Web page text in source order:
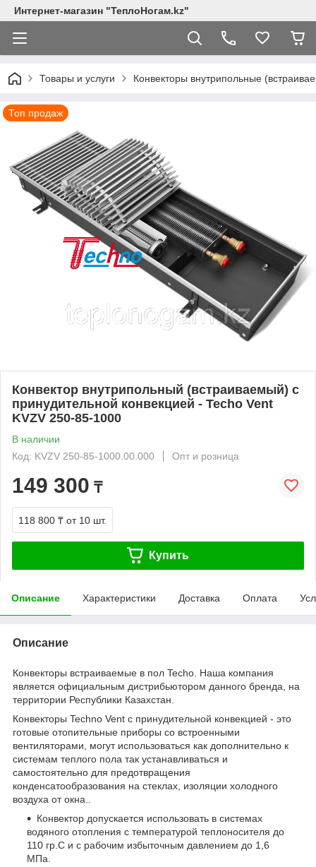
Интернет-магазин "ТеплоНогам.kz"
Товары и услуги Конвекторы внутрипольные
Топ продаж
Конвектор внутрипольный (встраиваемый) с
принудительной конвекцией - Techo Vent
KVZV 250-85-1000
В наличии
Код: KVZV 250-85-1000.00.000
Опт и розница
149 300 ₸
118 800 ₸ от 10 шт.
Купить
Описание Характеристики Доставка Оплата
Описание
Конвекторы встраиваемые в пол Techo. Наша компания
является официальным дистрибьютором данного бренда, на
территории Республики Казахстан.
Конвекторы Techno Vent с принудительной конвекцией - это
готовые отопительные приборы со встроенными
вентиляторами, могут использоваться как дополнительно к
системам теплого пола так устанавливаться и
самостоятельно для предотвращения
конденсатообразования на стеклах, изоляции холодного
воздуха от окна.
Конвектор допускается использовать в системах
водяного отопления с температурой теплоносителя до
110 гр.С и с рабочим избыточным давлением до 1,6
МПа.